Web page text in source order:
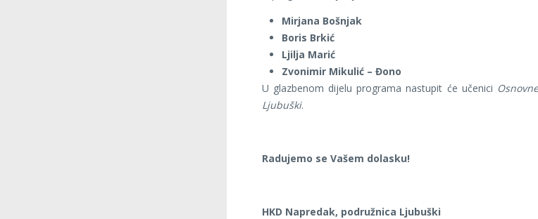
Mirjana Bošnjak
Boris Brkić
Ljilja Marić
Zvonimir Mikulić – Đono
U glazbenom dijelu programa nastupit će učenici
Ljubuški.
Radujemo se Vašem dolasku!
HKD Napredak, podružnica Ljubuški